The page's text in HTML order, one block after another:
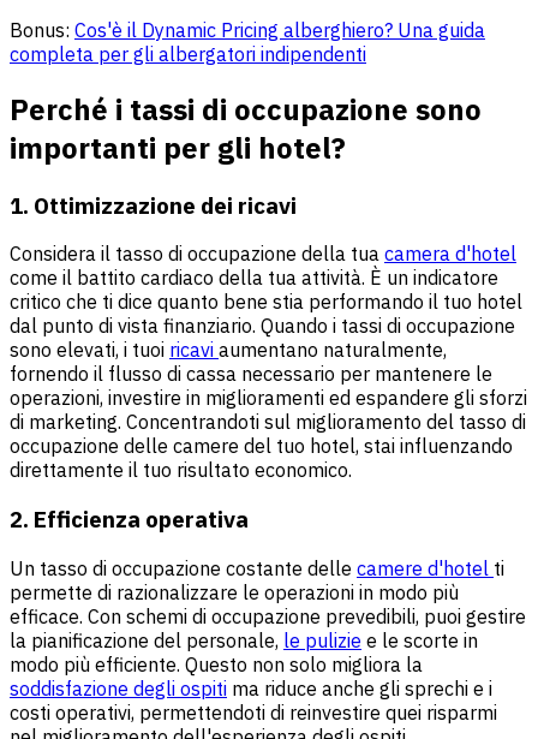
Bonus: Cos'è il Dynamic Pricing alberghiero? Una guida
completa per gli albergatori indipendenti
Perché i tassi di occupazione sono
importanti per gli hotel?
1. Ottimizzazione dei ricavi
Considera il tasso di occupazione della tua camera d'hotel
come il battito cardiaco della tua attività. È un indicatore
critico che ti dice quanto bene stia performando il tuo hotel
dal punto di vista finanziario. Quando i tassi di occupazione
sono elevati, i tuoi ricavi aumentano naturalmente,
fornendo il flusso di cassa necessario per mantenere le
operazioni, investire in miglioramenti ed espandere gli sforzi
di marketing. Concentrandoti sul miglioramento del tasso di
occupazione delle camere del tuo hotel, stai influenzando
direttamente il tuo risultato economico.
2. Efficienza operativa
Un tasso di occupazione costante delle camere d'hotel ti
permette di razionalizzare le operazioni in modo più
efficace. Con schemi di occupazione prevedibili, puoi gestire
la pianificazione del personale, le pulizie e le scorte in
modo più efficiente. Questo non solo migliora la
soddisfazione degli ospiti ma riduce anche gli sprechi e i
costi operativi, permettendoti di reinvestire quei risparmi